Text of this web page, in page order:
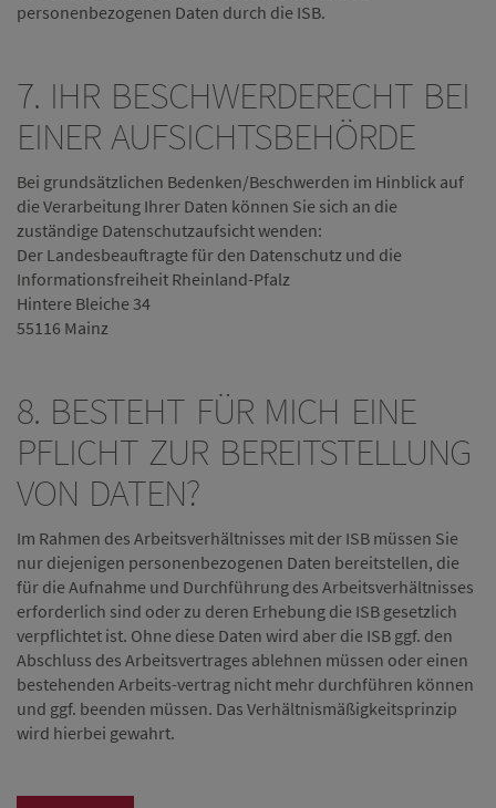
personenbezogenen Daten durch die ISB.
7. IHR BESCHWERDERECHT BEI
EINER AUFSICHTSBEHÖRDE
Bei grundsätzlichen Bedenken/Beschwerden im Hinblick auf
die Verarbeitung Ihrer Daten können Sie sich an die
zuständige Datenschutzaufsicht wenden:
Der Landesbeauftragte für den Datenschutz und die
Informationsfreiheit Rheinland-Pfalz
Hintere Bleiche 34
55116 Mainz
8. BESTEHT FÜR MICH EINE
PFLICHT ZUR BEREITSTELLUNG
VON DATEN?
Im Rahmen des Arbeitsverhältnisses mit der ISB müssen Sie
nur diejenigen personenbezogenen Daten bereitstellen, die
für die Aufnahme und Durchführung des Arbeitsverhältnisses
erforderlich sind oder zu deren Erhebung die ISB gesetzlich
verpflichtet ist. Ohne diese Daten wird aber die ISB ggf. den
Abschluss des Arbeitsvertrages ablehnen müssen oder einen
bestehenden Arbeits-vertrag nicht mehr durchführen können
und ggf. beenden müssen. Das Verhältnismäßigkeitsprinzip
wird hierbei gewahrt.